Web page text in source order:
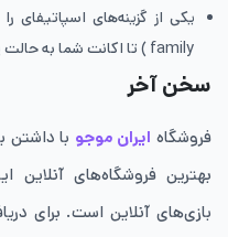
family ) تا اکانت شما به حالت پريميوم تبدیل شود.
سخن آخر
فروشگاه ایران موجو
بهترین فروشگاه‌های آنلاین
بازی‌های آنلاین است. برای